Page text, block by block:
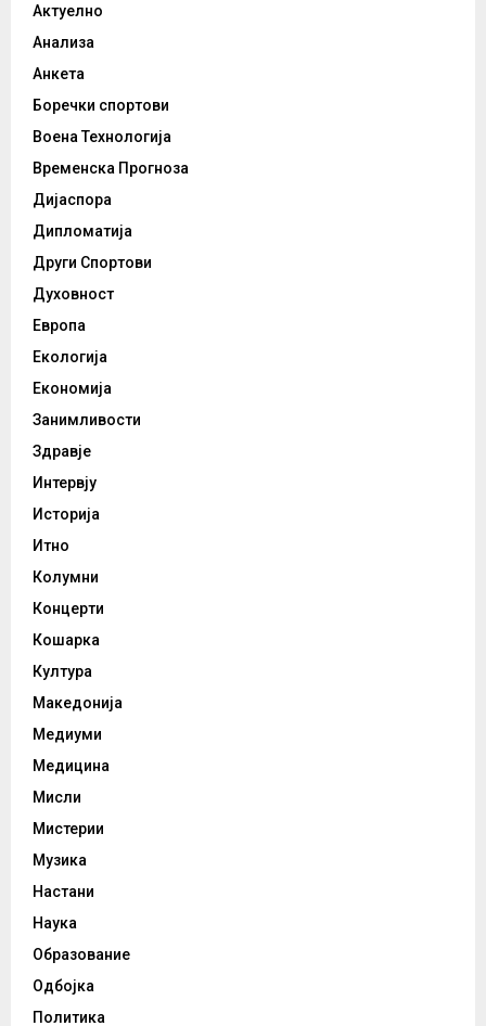
Актуелно
Анализа
Анкета
Боречки спортови
Воена Технологија
Временска Прогноза
Дијаспора
Дипломатија
Други Спортови
Духовност
Европа
Екологија
Економија
Занимливости
Здравје
Интервју
Историја
Итно
Колумни
Концерти
Кошарка
Култура
Македонија
Медиуми
Медицина
Мисли
Мистерии
Музика
Настани
Наука
Образование
Одбојка
Политика